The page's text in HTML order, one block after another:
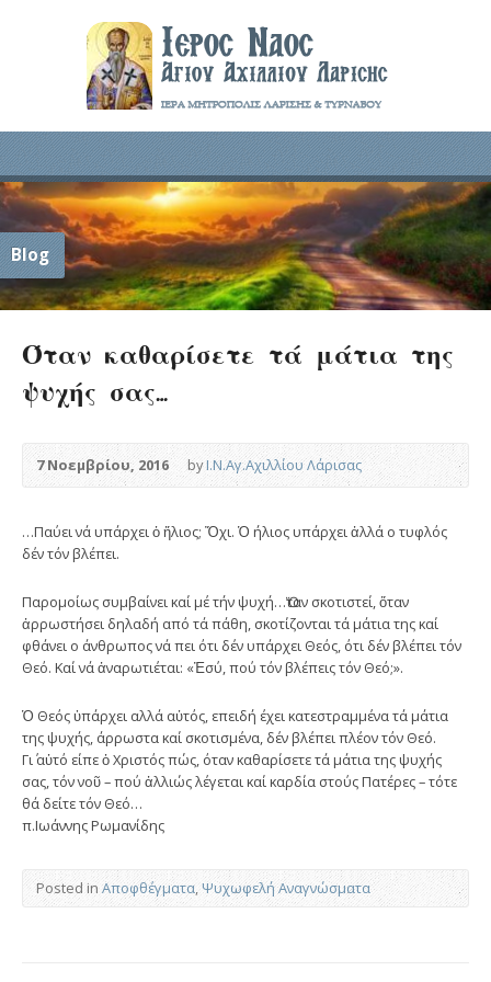
Blog
Όταν καθαρίσετε τά μάτια της
ψυχής σας…
7 Νοεμβρίου, 2016 byΙ.Ν.Αγ.Αχιλλίου Λάρισας
…Παύει νά υπάρχει ὁ ἥλιος; Ὄχι. Ὁ ήλιος υπάρχει ἀλλά ο τυφλός
δέν τόν βλέπει.
Παρομοίως συμβαίνει καί μέ τήν ψυχή…Ὅταν σκοτιστεί, ὅταν
ἀρρωστήσει δηλαδή από τά πάθη, σκοτίζονται τά μάτια της καί
φθάνει ο άνθρωπος νά πει ότι δέν υπάρχει Θεός, ότι δέν βλέπει τόν
Θεό. Καί νά ἀναρωτιέται: «Ἐσύ, πού τόν βλέπεις τόν Θεό;».
Ὁ Θεός ὑπάρχει αλλά αὐτός, επειδή έχει κατεστραμμένα τά μάτια
της ψυχής, άρρωστα καί σκοτισμένα, δέν βλέπει πλέον τόν Θεό.
Γι΄ αὐτό είπε ὁ Χριστός πώς, όταν καθαρίσετε τά μάτια της ψυχής
σας, τόν νοῦ – πού ἀλλιώς λέγεται καί καρδία στούς Πατέρες – τότε
θά δείτε τόν Θεό…
π.Ιωάννης Ρωμανίδης
Posted in Αποφθέγματα,Ψυχωφελή Αναγνώσματα